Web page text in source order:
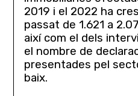
2019 i el 2022 ha
passat de 1.621 a
així com el dels
el nombre de
presentades pel
baix.